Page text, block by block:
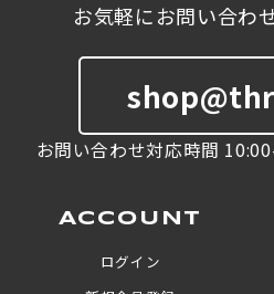
お気軽にお問い合わ
お問い合わせ対応時間
ACCOUNT
ログイン